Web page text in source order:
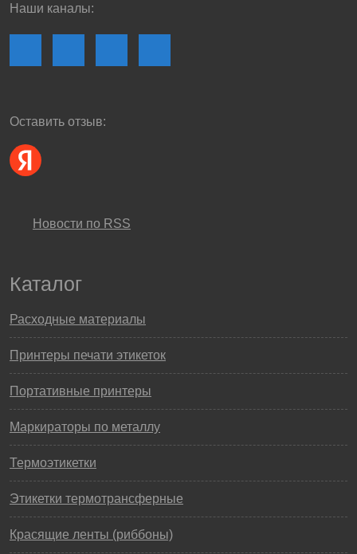
Наши каналы:
Оставить отзыв:
Новости по RSS
Каталог
Расходные материалы
Принтеры печати этикеток
Портативные принтеры
Маркираторы по металлу
Термоэтикетки
Этикетки термотрансферные
Красящие ленты (риббоны)